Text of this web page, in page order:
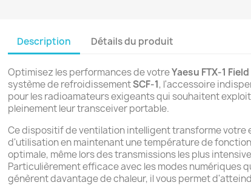
Description Détails du produit
Optimisez les performances de votreYaesu FTX-1 Field
système de refroidissementSCF-1, l'accessoire
pour les radioamateurs exigeants qui souhaitent
pleinement leur transceiver portable.
Ce dispositif de ventilation intelligent transforme votre
d'utilisation en maintenant une température de
optimale, même lors des transmissions les plus
Particulièrement efficace avec les modes numériques
génèrent davantage de chaleur, il vous permet